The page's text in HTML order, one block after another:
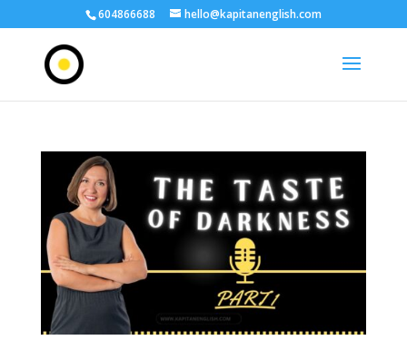
604866688 hello@kapitanenglish.com